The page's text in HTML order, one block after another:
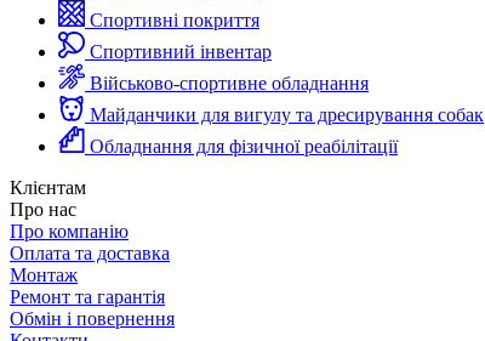
Спортивні покриття
Спортивний інвентар
Військово-спортивне обладнання
Майданчики для вигулу та дресирування собак
Обладнання для фізичної реабілітації
Клієнтам
Про нас
Про компанію
Оплата та доставка
Монтаж
Ремонт та гарантія
Обмін і повернення